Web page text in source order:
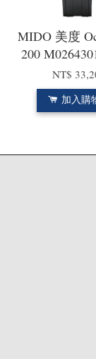
MIDO 美度
200
NT$
加入購